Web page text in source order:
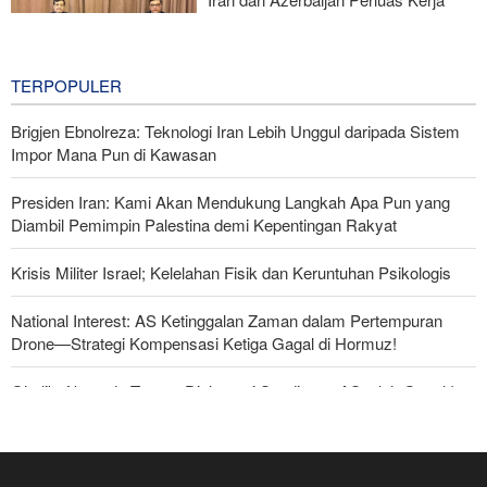
TERPOPULER
Brigjen Ebnolreza: Teknologi Iran Lebih Unggul daripada Sistem
Impor Mana Pun di Kawasan
Presiden Iran: Kami Akan Mendukung Langkah Apa Pun yang
Diambil Pemimpin Palestina demi Kepentingan Rakyat
Krisis Militer Israel; Kelelahan Fisik dan Keruntuhan Psikologis
National Interest: AS Ketinggalan Zaman dalam Pertempuran
Drone—Strategi Kompensasi Ketiga Gagal di Hormuz!
Ghalibaf kepada Trump: Diplomasi Sandiwara AS telah Gagal !